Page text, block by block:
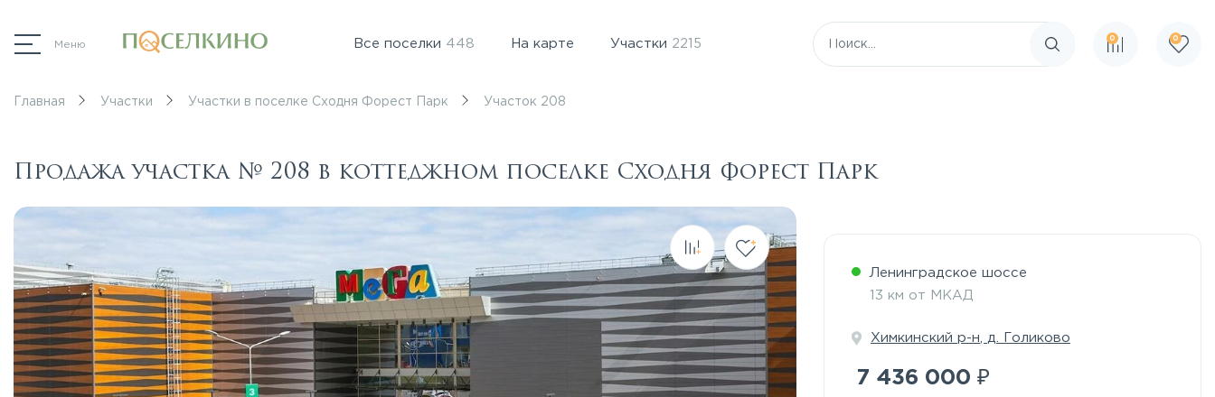
Меню Все поселки 448 На карте Участки 2215
Поиск по сайту
0 0
Главная Участки Участки в поселке Сходня Форест Парк Участок 208
Продажа участка № 208 в коттеджном поселке Сходня Форест Парк
Ленинградское шоссе
13 км от МКАД
Химкинский р-н д. Голиково
7 436 000 ₽